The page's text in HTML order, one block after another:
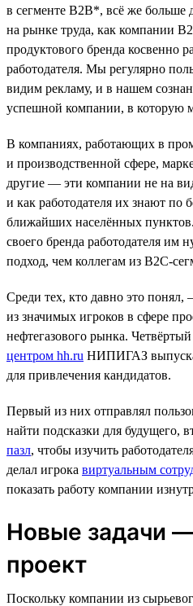
в сегменте B2B*, всё же больше
на рынке труда, как компании
продуктового бренда косвенно
работодателя. Мы регулярно
видим рекламу, и в нашем
успешной компании, в которую
В компаниях, работающих в
и производственной сфере,
другие — эти компании не на
и как работодателя их знают по
ближайших населённых
своего бренда работодателя им
подход, чем коллегам из B2C-
Среди тех, кто давно это
из значимых игроков в сфере
нефтегазового рынка.
центром hh.ru НИПИГАЗ
для привлечения кандидатов.
Первый из них отправлял
найти подсказки для будущего,
пазл, чтобы изучить
делал игрока виртуальным
показать работу компании
Новые задачи
проект
Поскольку компании из